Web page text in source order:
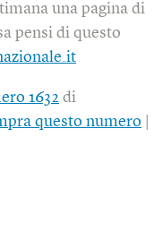
una pagina di
pensi di questo
1632 di
questo numero